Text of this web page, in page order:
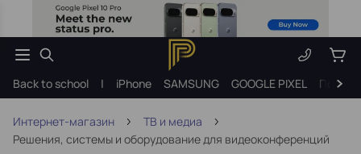
Back to school | iPhone SAMSUNG GOOGLE PIXEL
Интернет-магазин
ТВ и медиа
Решения, системы и оборудование для видеоконференций